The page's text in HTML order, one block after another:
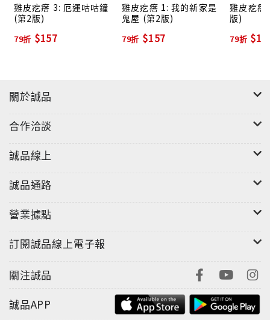
雞皮疙瘩 3: 厄運咕咕鐘
(第2版)
79折 $157
雞皮疙瘩 1: 我的新家是
鬼屋 (第2版)
79折 $157
雞皮疙瘩
版)
79折
關於誠品
合作洽談
誠品線上
誠品通路
營業據點
訂閱誠品線上電子報
關注誠品
誠品APP